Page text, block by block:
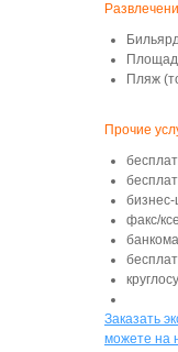
Пляж
Прочие
бизнес-
факс/
Заказать
можете на